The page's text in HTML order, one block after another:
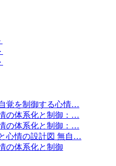
覚を制御する心情…
の体系化と制御：…
の体系化と制御：…
心情の設計図 無自…
の体系化と制御